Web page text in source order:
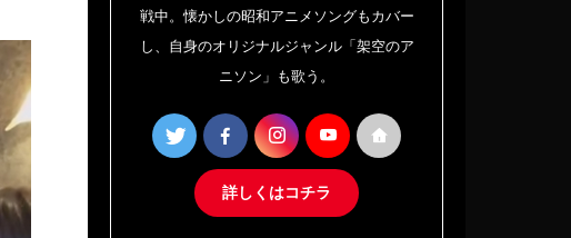
戦中。懐かしの昭和アニメソングもカバー
し、自身のオリジナルジャンル「架空のア
ニソン」も歌う。
詳しくはコチラ